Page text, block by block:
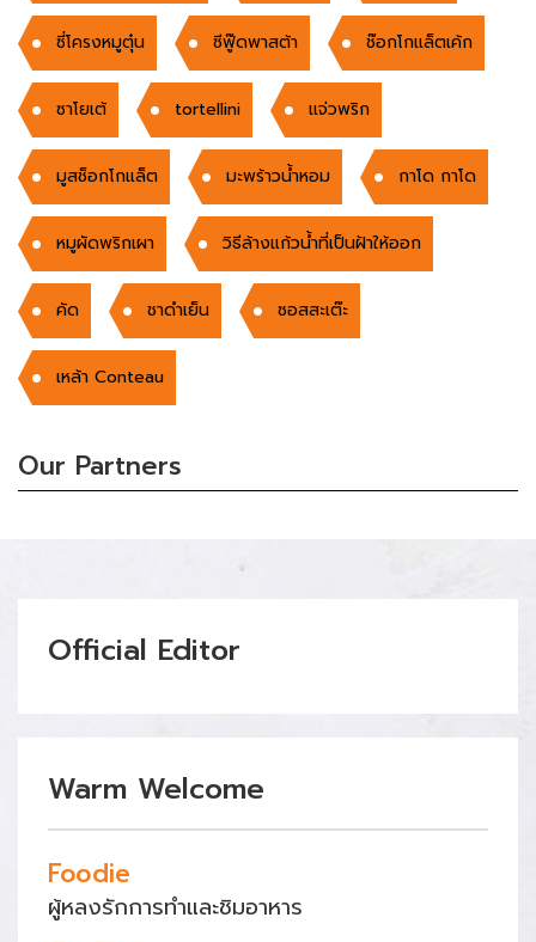
ซี่โครงหมูตุ๋น ซีฟู๊ดพาสต้า ช๊อกโกแล็ตเค้ก
ซาโยเต้ tortellini แจ่วพริก
มูสช็อกโกแล็ต มะพร้าวน้ำหอม กาโด กาโด
หมูผัดพริกเผา วิธีล้างแก้วน้ำที่เป็นฝ้าให้ออก
คัด ชาดำเย็น ซอสสะเต๊ะ
เหล้า Conteau
Our Partners
Official Editor
Warm Welcome
Foodie
ผู้หลงรักการทำและชิมอาหาร